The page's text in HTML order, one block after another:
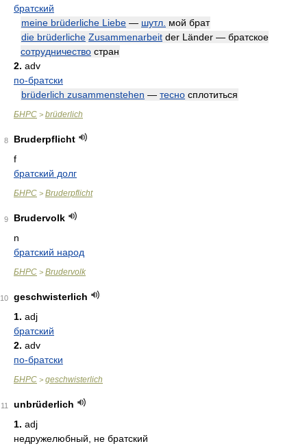
братский
meine brüderliche Liebe — шутл. мой брат
die brüderliche Zusammenarbeit der Länder — братское
сотрудничество стран
2. adv
по-братски
brüderlich zusammenstehen — тесно сплотиться
БНРС > brüderlich
8
Bruderpflicht
f
братский долг
БНРС > Bruderpflicht
9
Brudervolk
n
братский народ
БНРС > Brudervolk
10
geschwisterlich
1. adj
братский
2. adv
по-братски
БНРС > geschwisterlich
11
unbrüderlich
1. adj
недружелюбный, не братский